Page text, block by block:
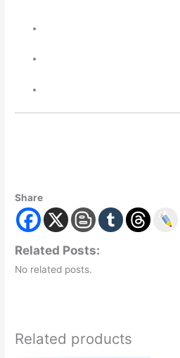
Share
Related Posts:
No related posts.
Related products